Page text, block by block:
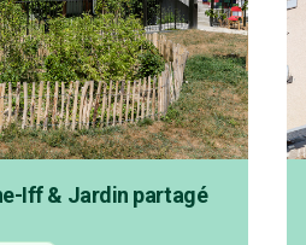
Iff & Jardin partagé